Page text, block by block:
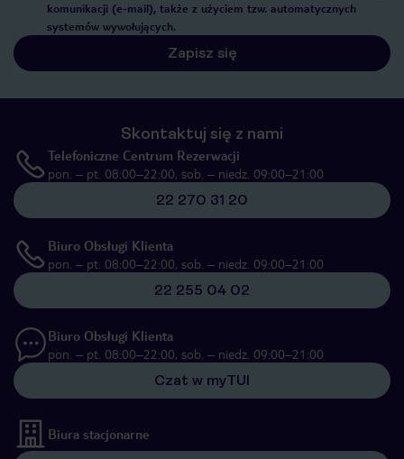
komunikacji (e-mail), także z użyciem tzw. automatycznych
systemów wywołujących.
Zapisz się
Skontaktuj się z nami
Telefoniczne Centrum Rezerwacji
pon. – pt. 08:00–22:00, sob. – niedz. 09:00–21:00
22 270 31 20
Biuro Obsługi Klienta
pon. – pt. 08:00–22:00, sob. – niedz. 09:00–21:00
22 255 04 02
Biuro Obsługi Klienta
pon. – pt. 08:00–22:00, sob. – niedz. 09:00–21:00
Czat w myTUI
Biura stacjonarne